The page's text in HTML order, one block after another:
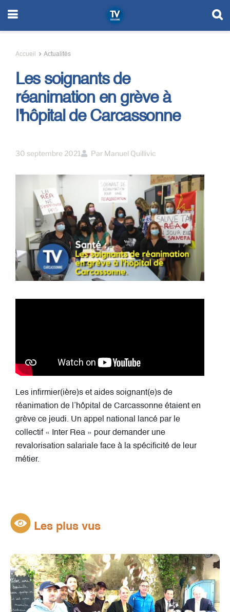
Accueil Actualités
Les soignants de
réanimation en grève à
l'hôpital de Carcassonne
30 septembre 2021 Par Manuel Quillivic
Les infirmier(ière)s et aides soignant(e)s de
réanimation de l’hôpital de Carcassonne étaient en
grève ce jeudi. Un appel national lancé par le
collectif « Inter Rea » pour demander une
revalorisation salariale face à la spécificité de leur
métier.
Les plus vus